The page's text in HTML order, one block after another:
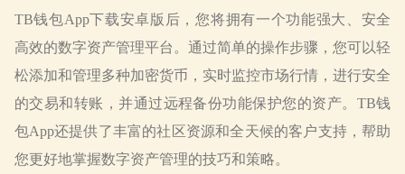
TB钱包App下载安卓版后，您将拥有一个功能强大、安全
高效的数字资产管理平台。通过简单的操作步骤，您可以轻
松添加和管理多种加密货币，实时监控市场行情，进行安全
的交易和转账，并通过远程备份功能保护您的资产。TB钱
包App还提供了丰富的社区资源和全天候的客户支持，帮助
您更好地掌握数字资产管理的技巧和策略。